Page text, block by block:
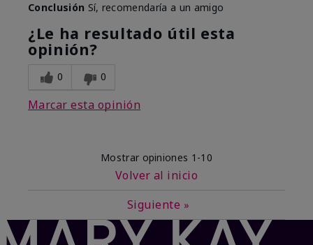
Conclusión Sí, recomendaría a un amigo
¿Le ha resultado útil esta
opinión?
0 0
Marcar esta opinión
Mostrar opiniones 1-10
Volver al inicio
Siguiente »